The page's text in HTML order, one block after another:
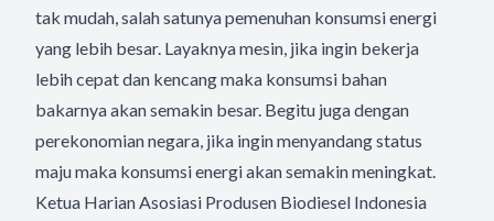
tak mudah, salah satunya pemenuhan konsumsi energi
yang lebih besar. Layaknya mesin, jika ingin bekerja
lebih cepat dan kencang maka konsumsi bahan
bakarnya akan semakin besar. Begitu juga dengan
perekonomian negara, jika ingin menyandang status
maju maka konsumsi energi akan semakin meningkat.
Ketua Harian Asosiasi Produsen Biodiesel Indonesia